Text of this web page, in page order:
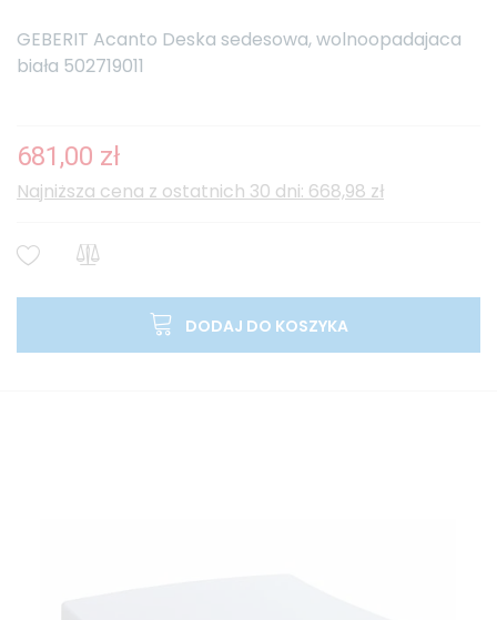
GEBERIT Acanto Deska sedesowa, wolnoopadajaca
biała 502719011
681,00 zł
Najniższa cena z ostatnich 30 dni: 668,98 zł
DODAJ DO KOSZYKA